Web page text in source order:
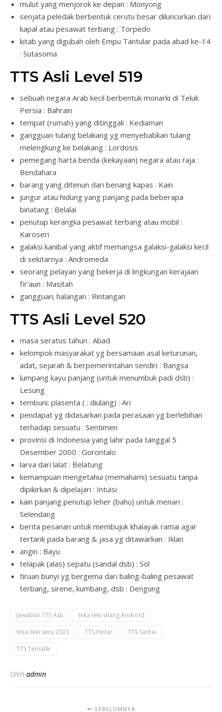
mulut yang menjorok ke depan : Monyong
senjata peledak berbentuk cerutu besar diluncurkan dari
kapal atau pesawat terbang : Torpedo
kitab yang digubah oleh Empu Tantular pada abad ke-14
: Sutasoma
TTS Asli Level 519
sebuah negara Arab kecil berbentuk monarki di Teluk
Persia : Bahrain
tempat (rumah) yang ditinggali : Kediaman
gangguan tulang belakang yg menyebabkan tulang
melengkung ke belakang : Lordosis
pemegang harta benda (kekayaan) negara atau raja :
Bendahara
barang yang ditenun dari benang kapas : Kain
jungur atau hidung yang panjang pada beberapa
binatang : Belalai
penutup kerangka pesawat terbang atau mobil :
Karoseri
galaksi kanibal yang aktif memangsa galaksi-galaksi kecil
di sekitarnya : Andromeda
seorang pelayan yang bekerja di lingkungan kerajaan
fir’aun : Masitah
gangguan; halangan : Rintangan
TTS Asli Level 520
masa seratus tahun : Abad
kelompok masyarakat yg bersamaan asal keturunan,
adat, sejarah & berpemerintahan sendiri : Bangsa
lumpang kayu panjang (untuk menumbuk padi dsb) :
Lesung
tembuni; plasenta ( : diulang) : Ari
pendapat yg didasarkan pada perasaan yg berlebihan
terhadap sesuatu : Sentimen
provinsi di Indonesia yang lahir pada tanggal 5
Desember 2000 : Gorontalo
larva dari lalat : Belatung
kemampuan mengetahui (memahami) sesuatu tanpa
dipikirkan & dipelajari : Intuisi
kain panjang penutup leher (bahu) untuk menari :
Selendang
berita pesanan untuk membujuk khalayak ramai agar
tertarik pada barang & jasa yg ditawarkan : Iklan
angin : Bayu
telapak (alas) sepatu (sandal dsb) : Sol
tiruan bunyi yg bergema dari baling-baling pesawat
terbang, sirene, kumbang, dsb : Dengung
Jawaban TTS Asli
teka teki silang Android
teka-teki seru 2023
TTS Pintar
TTS Santai
TTS Tematik
Oleh admin
SEBELUMNYA